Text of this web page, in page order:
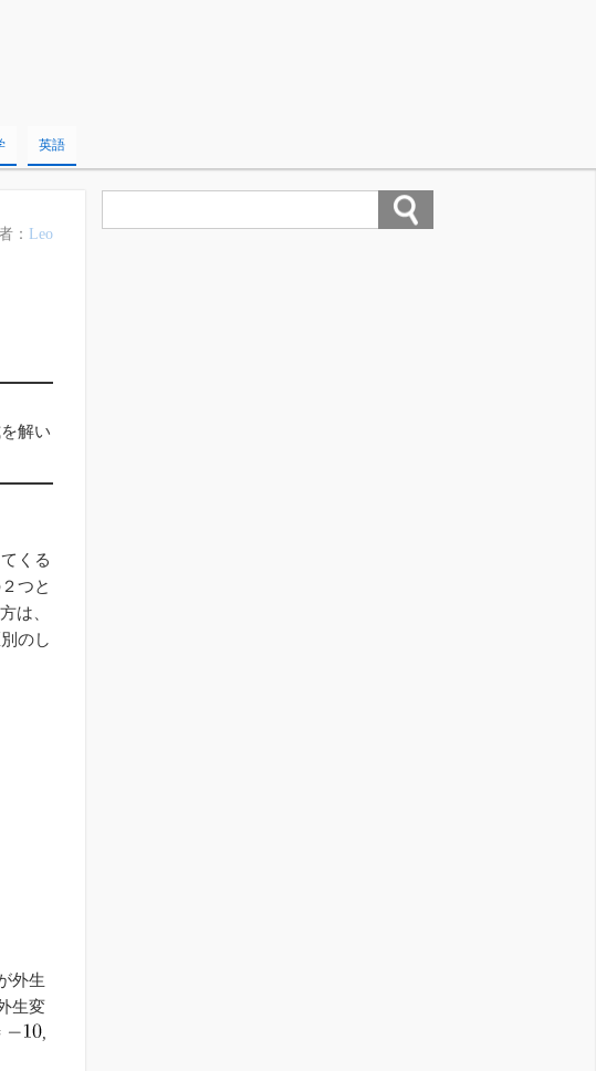
英語
： Leo
解い
くる
つと
は、
のし
外生
生変
,